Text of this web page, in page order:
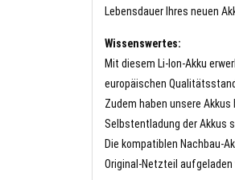
Lebensdauer Ihres neuen
Wissenswertes:
Mit diesem Li-Ion-Akku
europäischen
Zudem haben unsere
Selbstentladung der Akkus
Die kompatiblen Nachbau-
Original-Netzteil aufgeladen